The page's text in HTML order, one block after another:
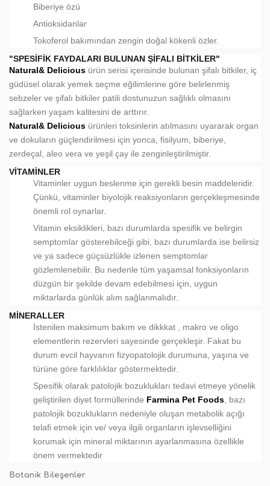
Biberiye özü
Antioksidanlar
Tokoferol bakımından zengin doğal kökenli özler.
"SPESİFİK FAYDALARI BULUNAN ŞİFALI BİTKİLER"
Natural& Delicious ürün serisi içerisinde bulunan şifalı bitkiler, iç
güdüsel olarak yemek seçme eğilimlerine göre belirlenmiş
sebzeler ve şifalı bitkiler patili dostunuzun sağlıklı olmasını
sağlarken yaşam kalitesini de arttırır.
Natural& Delicious ürünleri toksinlerin atılmasını uyararak organ
ve dokuların güçlendirilmesi için yonca, fisilyum, biberiye,
zerdeçal, aleo vera ve yeşil çay ile zenginleştirilmiştir.
VITAMINLER
Vitaminler uygun beslenme için gerekli besin maddeleridir.
Çünkü, vitaminler biyolojik reaksiyonların gerçekleşmesinde
önemli rol oynarlar.
Vitamin eksiklikleri, bazı durumlarda spesifik ve belirgin
semptomlar gösterebilceği gibi, bazı durumlarda ise belirsiz
ve ya sadece güçsüzlükle izlenen semptomlar
gözlemlenebilir. Bu nedenle tüm yaşamsal fonksiyonların
düzgün bir şekilde devam edebilmesi için, uygun
miktarlarda günlük alım sağlanmalıdır.
MINERALLER
İstenilen maksimum bakım ve dikkkat , makro ve oligo
elementlerin rezervleri sayesinde gerçekleşir. Fakat bu
durum evcil hayvanın fizyopatolojik durumuna, yaşına ve
türüne göre farklılıklar göstermektedir.
Spesifik olarak patolojik bozuklukları tedavi etmeye yönelik
geliştirilen diyet formüllerinde Farmina Pet Foods , bazı
patolojik bozuklukların nedeniyle oluşan metabolik açığı
telafi etmek için ve/ veya ilgili organların işlevselliğini
korumak için mineral miktarının ayarlanmasına özellikle
önem vermektedir
Botanik Bileşenler